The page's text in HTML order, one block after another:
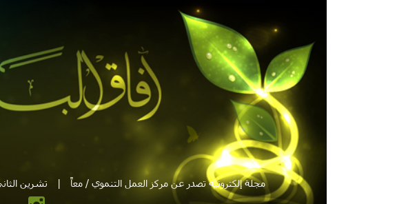
مجلة إلكترونية تصدر عن مركز العمل التنموي / معاً | تشرين الثاني 2022 - العدد 150